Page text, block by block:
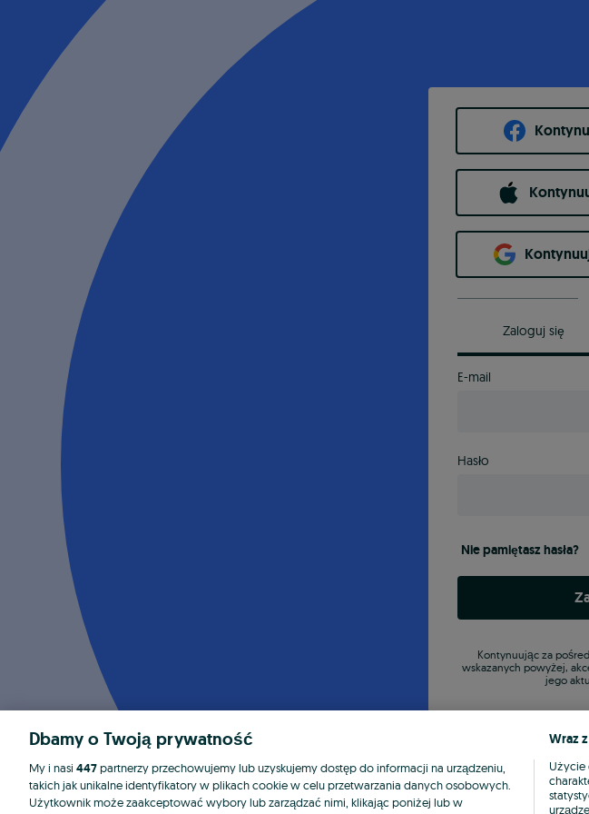
Zaloguj się
E-mail
Hasło
Nie pamiętasz hasła?
Kontynuując za
wskazanych powyżej,
jego
Dbamy o Twoją prywatność
My i nasi 447partnerzy przechowujemy lub uzyskujemy dostęp do informacji na urządzeniu,
takich jak unikalne identyfikatory w plikach cookie w celu przetwarzania danych osobowych.
Użytkownik może zaakceptować wybory lub zarządzać nimi, klikając poniżej lub w
Wraz
Użycie